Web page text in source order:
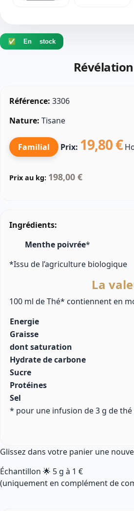
✅ En stock
Référence: 3306
Nature: Tisane
Familial Prix: 19,80 €
Prix au kg: 198,00 €
Ingrédients:
Menthe poivrée*
*Issu de l’agriculture biologique
La
100 ml de Thé* contiennent en
Energie
Graisse
dont saturation
Hydrate de carbone
Sucre
Protéines
Sel
* pour une infusion de 3 g de thé
Glissez dans votre panier une
Échantillon 🌟 5 g à 1 €
(uniquement en complément de